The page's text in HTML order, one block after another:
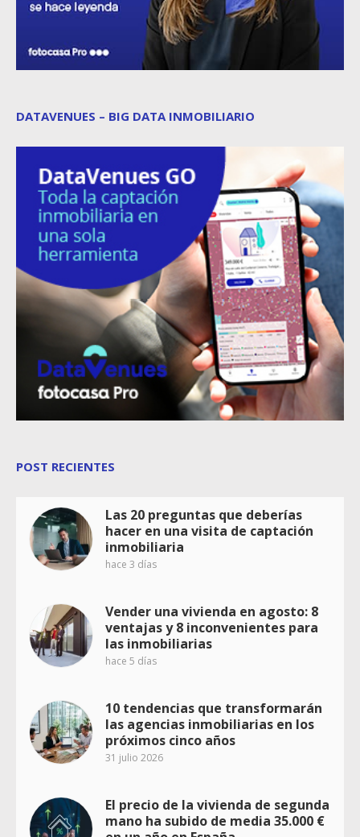
DATAVENUES – BIG DATA INMOBILIARIO
POST RECIENTES
Las 20 preguntas que deberías
hacer en una visita de captación
inmobiliaria
hace 3 días
Vender una vivienda en agosto: 8
ventajas y 8 inconvenientes para
las inmobiliarias
hace 5 días
10 tendencias que transformarán
las agencias inmobiliarias en los
próximos cinco años
31 julio 2026
El precio de la vivienda de segunda
mano ha subido de media 35.000 €